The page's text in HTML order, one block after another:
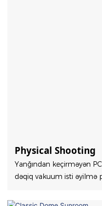
Physical Shooting
Yanğından keçirməyən
dəqiq vakuum isti əyilmə